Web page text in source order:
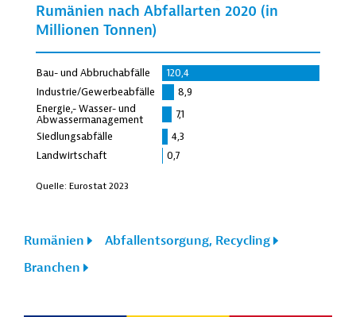
Rumänien
Abfallentsorgung, Recycling
Branchen